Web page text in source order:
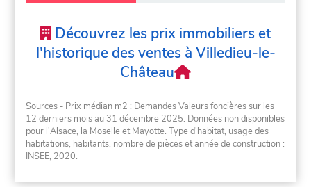
Découvrez les prix immobiliers et
l'historique des ventes à Villedieu-le-
Château
Sources - Prix médian m2 : Demandes Valeurs foncières sur les
12 derniers mois au 31 décembre 2025. Données non disponibles
pour l'Alsace, la Moselle et Mayotte. Type d'habitat, usage des
habitations, habitants, nombre de pièces et année de construction :
INSEE, 2020.